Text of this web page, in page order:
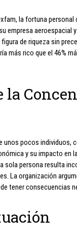
la fortuna
empresa
de riqueza sin
más rico que el 46%
unos pocos individuos,
y su impacto en
sola persona resulta
La organización
tener consecuencias